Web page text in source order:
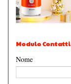
Modulo Contatti
Nome